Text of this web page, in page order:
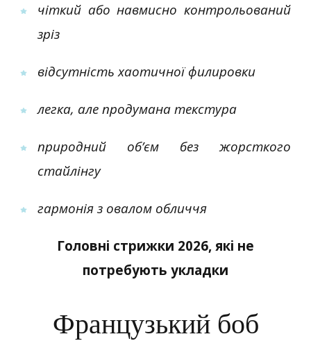
чіткий або навмисно контрольований
зріз
відсутність хаотичної филировки
легка, але продумана текстура
природний об’єм без жорсткого
стайлінгу
гармонія з овалом обличчя
Головні стрижки 2026, які не
потребують укладки
Французький боб